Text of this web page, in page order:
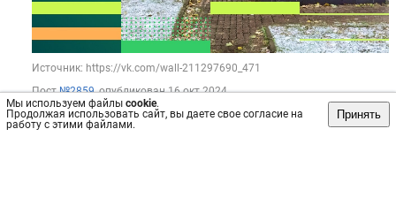
Мы используем файлы cookie.
Продолжая использовать сайт, вы даете свое согласие на
работу с этими файлами.
Принять
Источник: https://vk.com/wall-211297690_471
Пост№2859, опубликован16 окт 2024
Сохранить интересно не интересно